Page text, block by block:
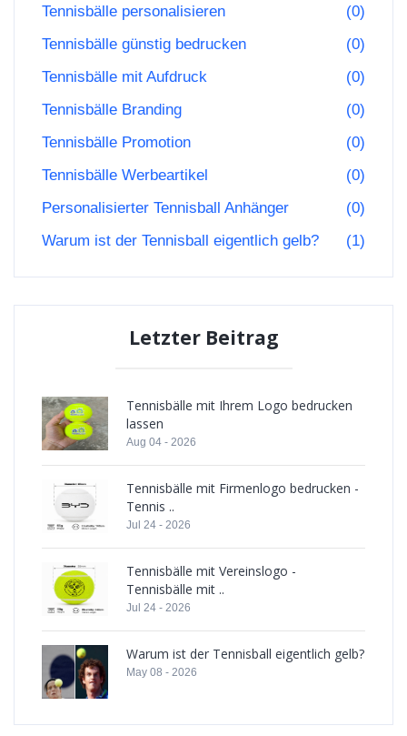
Tennisbälle personalisieren
(0)
Tennisbälle günstig bedrucken
(0)
Tennisbälle mit Aufdruck
(0)
Tennisbälle Branding
(0)
Tennisbälle Promotion
(0)
Tennisbälle Werbeartikel
(0)
Personalisierter Tennisball Anhänger
(0)
Warum ist der Tennisball eigentlich gelb?
(1)
Letzter Beitrag
Tennisbälle mit Ihrem Logo bedrucken
lassen
Aug 04 - 2026
Tennisbälle mit Firmenlogo bedrucken -
Tennis ..
Jul 24 - 2026
Tennisbälle mit Vereinslogo -
Tennisbälle mit ..
Jul 24 - 2026
Warum ist der Tennisball eigentlich gelb?
May 08 - 2026